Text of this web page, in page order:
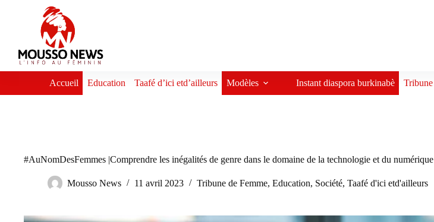
Accueil Education Taafé d’ici etd’ailleurs Modèles Instant diaspora burkinabè Tribune
#AuNomDesFemmes |Comprendre les inégalités de genre dans le domaine de la technologie et du numérique
Mousso News 11 avril 2023 Tribune de Femme, Education, Société, Taafé d'ici etd'ailleurs